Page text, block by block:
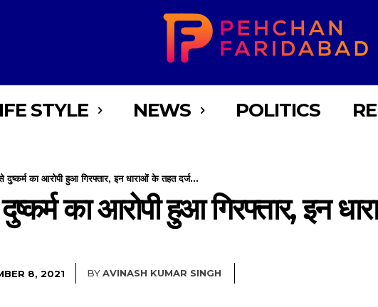
STYLE NEWS POLITICS
दुष्कर्म का आरोपी हुआ गिरफ्तार, इन धाराओं के तहत दर्ज...
का आरोपी हुआ गिरफ्तार, इन
8, 2021 BYAVINASH KUMAR SINGH